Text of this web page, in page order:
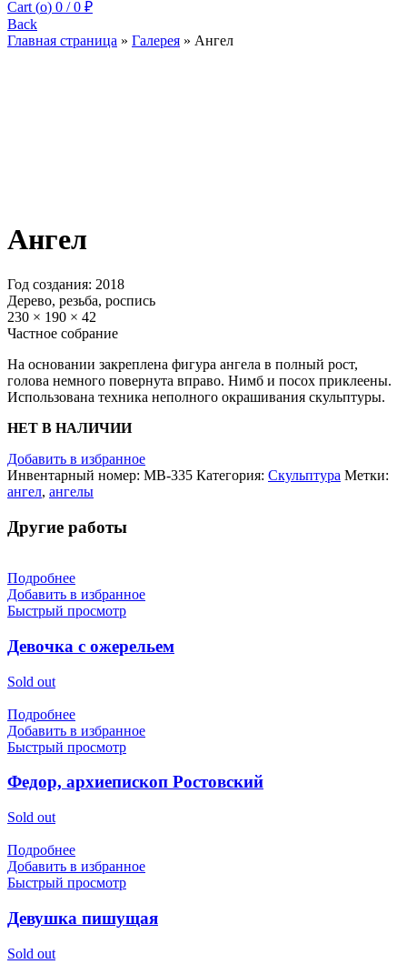
Cart (o) 0 / 0 ₽
Back
Главная страница » Галерея » Ангел
Ангел
Год создания: 2018
Дерево, резьба, роспись
230 × 190 × 42
Частное собрание
На основании закреплена фигура ангела в полный рост,
голова немного повернута вправо. Нимб и посох приклеены.
Использована техника неполного окрашивания скульптуры.
НЕТ В НАЛИЧИИ
Добавить в избранное
Инвентарный номер: МВ-335 Категория: Скульптура Метки:
ангел, ангелы
Другие работы
Подробнее
Добавить в избранное
Быстрый просмотр
Девочка с ожерельем
Sold out
Подробнее
Добавить в избранное
Быстрый просмотр
Федор, архиепископ Ростовский
Sold out
Подробнее
Добавить в избранное
Быстрый просмотр
Девушка пишущая
Sold out